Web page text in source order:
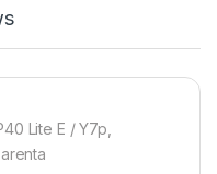
Lite E / Y7p,